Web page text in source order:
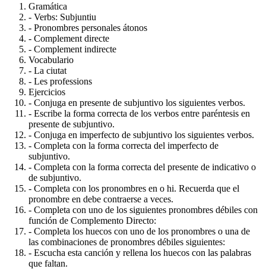
Gramática
- Verbs: Subjuntiu
- Pronombres personales átonos
- Complement directe
- Complement indirecte
Vocabulario
- La ciutat
- Les professions
Ejercicios
- Conjuga en presente de subjuntivo los siguientes verbos.
- Escribe la forma correcta de los verbos entre paréntesis en
presente de subjuntivo.
- Conjuga en imperfecto de subjuntivo los siguientes verbos.
- Completa con la forma correcta del imperfecto de
subjuntivo.
- Completa con la forma correcta del presente de indicativo o
de subjuntivo.
- Completa con los pronombres en o hi. Recuerda que el
pronombre en debe contraerse a veces.
- Completa con uno de los siguientes pronombres débiles con
función de Complemento Directo:
- Completa los huecos con uno de los pronombres o una de
las combinaciones de pronombres débiles siguientes:
- Escucha esta canción y rellena los huecos con las palabras
que faltan.